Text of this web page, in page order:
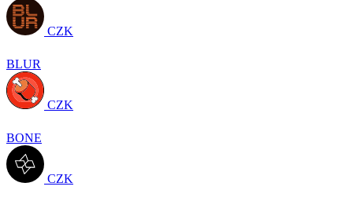
CZK
BLUR
CZK
BONE
CZK